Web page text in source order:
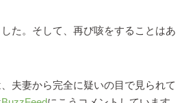
た。そして、再び咳をすることはあ
夫妻から完全に疑いの目で見られて